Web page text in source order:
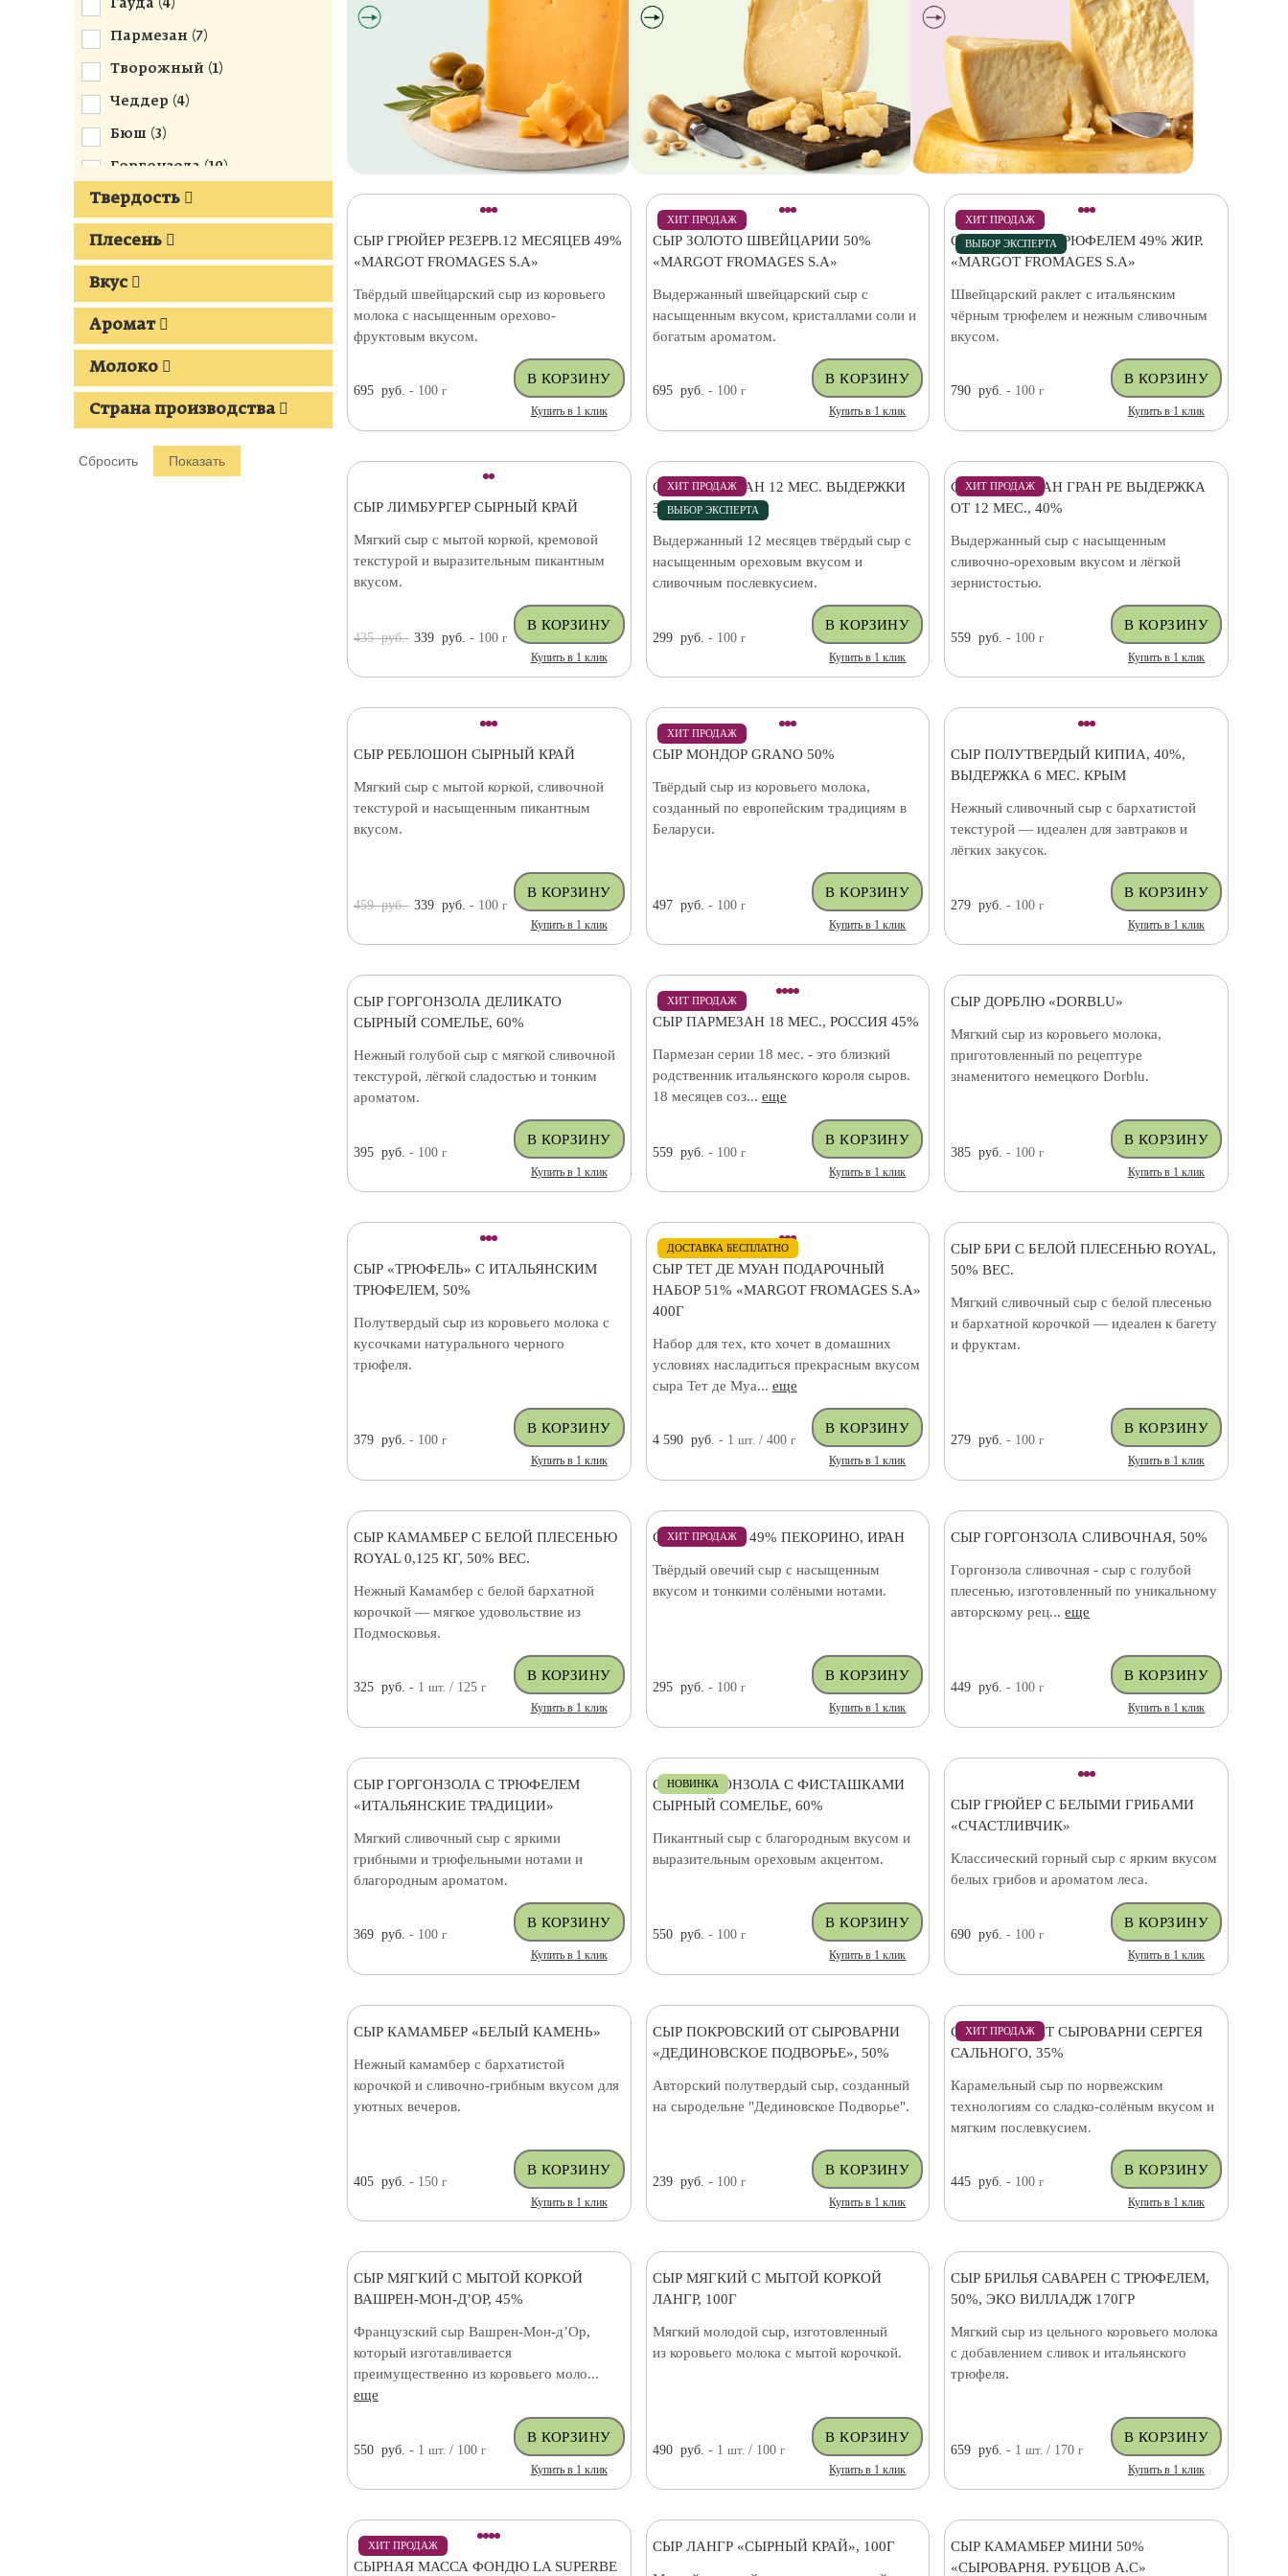
Гауда (4)
Пармезан (7)
Творожный (1)
Чеддер (4)
Бюш (3)
Горгонзола (10)
Грюйер (17
Десертные (
Камамбер (7)
Тет де Муан (
Реблошон (
С трюфелем (4)
Дорблю (2)
Раклет (2)
Твердость
Плесень
Вкус
Аромат
Молоко
Страна производства
СЫР ГРЮЙЕР РЕЗЕРВ.12 МЕСЯЦЕВ 49%
«MARGOT FROMAGES S.A»
Твёрдый швейцарский сыр из коровьего
молока с насыщенным орехово-
фруктовым вкусом.
695 руб. - 100 г
Купить в 1 клик
ХИТ ПРОДАЖ
СЫР ЗОЛОТО ШВЕЙЦАРИИ 50%
«MARGOT FROMAGES S.A»
Выдержанный швейцарский сыр с
насыщенным вкусом, кристаллами соли и
богатым ароматом.
695 руб. - 100 г
Купить в 1 клик
ХИТ ПРОДАЖ
ВЫБОР ЭКСПЕРТА
СЫР РАКЛЕТ С ТРЮФЕЛЕМ 49% ЖИР.
«MARGOT FROMAGES S.A»
Швейцарский раклет с итальянским
чёрным трюфелем и нежным сливочным
вкусом.
790 руб. - 100г
Купить в 1 клик
СЫР ЛИМБУРГЕР СЫРНЫЙ КРАЙ
Мягкий сыр с мытой коркой, кремовой
текстурой и выразительным пикантным
вкусом.
435руб. 339 руб. - 100 г
Купить в 1 клик
ХИТ ПРОДАЖ
ВЫБОР ЭКСПЕРТА
СЫР ПАРМЕЗАН 12 МЕС. ВЫДЕРЖКИ
34% (ЧИЛИ)
Выдержанный 12 месяцев твёрдый сыр с
насыщенным ореховым вкусом и
сливочным послевкусием.
299 руб. - 100 г
Купить в 1 клик
ХИТ ПРОДАЖ
СЫР ПАРМЕЗАН ГРАН РЕ ВЫДЕРЖКА
ОТ 12 МЕС., 40%
Выдержанный сыр с насыщенным
сливочно-ореховым вкусом и лёгкой
зернистостью.
559 руб. - 100г
Купить в 1 клик
СЫР РЕБЛОШОН СЫРНЫЙ КРАЙ
Мягкий сыр с мытой коркой, сливочной
текстурой и насыщенным пикантным
вкусом.
459руб. 339 руб. - 100 г
Купить в 1 клик
ХИТ ПРОДАЖ
СЫР МОНДОР GRANO 50%
Твёрдый сыр из коровьего молока,
созданный по европейским традициям в
Беларуси.
497 руб. - 100 г
Купить в 1 клик
СЫР ПОЛУТВЕРДЫЙ КИПИА, 40%,
ВЫДЕРЖКА 6 МЕС. КРЫМ
Нежный сливочный сыр с бархатистой
текстурой — идеален для завтраков и
лёгких закусок.
279 руб. - 100г
Купить в 1 клик
СЫР ГОРГОНЗОЛА ДЕЛИКАТО
СЫРНЫЙ СОМЕЛЬЕ, 60%
Нежный голубой сыр с мягкой сливочной
текстурой, лёгкой сладостью и тонким
ароматом.
395 руб. - 100 г
Купить в 1 клик
ХИТ ПРОДАЖ
СЫР ПАРМЕЗАН 18 МЕС., РОССИЯ 45%
Пармезан серии 18 мес. - это близкий
родственник итальянского короля сыров.
18 месяцев соз... еще
559 руб. - 100 г
Купить в 1 клик
СЫР ДОРБЛЮ «DORBLU»
Мягкий сыр из коровьего молока,
приготовленный по рецептуре
знаменитого немецкого Dorblu.
385 руб. - 100г
Купить в 1 клик
СЫР «ТРЮФЕЛЬ» С ИТАЛЬЯНСКИМ
ТРЮФЕЛЕМ, 50%
Полутвердый сыр из коровьего молока с
кусочками натурального черного
трюфеля.
379 руб. - 100 г
Купить в 1 клик
ДОСТАВКА БЕСПЛАТНО
СЫР ТЕТ ДЕ МУАН ПОДАРОЧНЫЙ
НАБОР 51% «MARGOT FROMAGES S.A»
400Г
Набор для тех, кто хочет в домашних
условиях насладиться прекрасным вкусом
сыра Тет де Муа... еще
4 590 руб. - 1 шт./ 400 г
Купить в 1 клик
СЫР БРИ С БЕЛОЙ ПЛЕСЕНЬЮ ROYAL,
50% ВЕС.
Мягкий сливочный сыр с белой плесенью
и бархатной корочкой — идеален к багету
и фруктам.
279 руб. - 100г
Купить в 1 клик
СЫР КАМАМБЕР С БЕЛОЙ ПЛЕСЕНЬЮ
ROYAL 0,125 КГ, 50% ВЕС.
Нежный Камамбер с белой бархатной
корочкой — мягкое удовольствие из
Подмосковья.
325 руб. - 1 шт./ 125 г
Купить в 1 клик
ХИТ ПРОДАЖ
СЫР ОВЕЧИЙ 49% ПЕКОРИНО, ИРАН
Твёрдый овечий сыр с насыщенным
вкусом и тонкими солёными нотами.
295 руб. - 100 г
Купить в 1 клик
СЫР ГОРГОНЗОЛА СЛИВОЧНАЯ, 50%
Горгонзола сливочная - сыр с голубой
плесенью, изготовленный по уникальному
авторскому рец...еще
449 руб. - 100г
Купить в 1 клик
СЫР ГОРГОНЗОЛА С ТРЮФЕЛЕМ
«ИТАЛЬЯНСКИЕ ТРАДИЦИИ»
Мягкий сливочный сыр с яркими
грибными и трюфельными нотами и
благородным ароматом.
369 руб. - 100 г
Купить в 1 клик
НОВИНКА
СЫР ГОРГОНЗОЛА С ФИСТАШКАМИ
СЫРНЫЙ СОМЕЛЬЕ, 60%
Пикантный сыр с благородным вкусом и
выразительным ореховым акцентом.
550 руб. - 100 г
Купить в 1 клик
СЫР ГРЮЙЕР С БЕЛЫМИ ГРИБАМИ
«СЧАСТЛИВЧИК»
Классический горный сыр с ярким вкусом
белых грибов и ароматом леса.
690 руб. - 100г
Купить в 1 клик
СЫР КАМАМБЕР «БЕЛЫЙ КАМЕНЬ»
Нежный камамбер с бархатистой
корочкой и сливочно-грибным вкусом для
уютных вечеров.
405 руб. - 150 г
Купить в 1 клик
СЫР ПОКРОВСКИЙ ОТ СЫРОВАРНИ
«ДЕДИНОВСКОЕ ПОДВОРЬЕ», 50%
Авторский полутвердый сыр, созданный
на сыродельне "Дединовское Подворье".
239 руб. - 100 г
Купить в 1 клик
ХИТ ПРОДАЖ
СЫР БРЮНОСТ СЫРОВАРНИ СЕРГЕЯ
САЛЬНОГО, 35%
Карамельный сыр по норвежским
технологиям со сладко-солёным вкусом и
мягким послевкусием.
445 руб. - 100г
Купить в 1 клик
СЫР МЯГКИЙ С МЫТОЙ КОРКОЙ
ВАШРЕН-МОН-Д’ОР, 45%
Французский сыр Вашрен-Мон-д’Ор,
который изготавливается
преимущественно из коровьего моло...
еще
550 руб. - 1 шт. / 100 г
Купить в 1 клик
СЫР МЯГКИЙ С МЫТОЙ КОРКОЙ
ЛАНГР, 100Г
Мягкий молодой сыр, изготовленный
из коровьего молока с мытой корочкой.
490 руб. - 1 шт. / 100 г
Купить в 1 клик
СЫР БРИЛЬЯ САВАРЕН С ТРЮФЕЛЕМ,
50%, ЭКО ВИЛЛАДЖ 170ГР
Мягкий сыр из цельного коровьего молока
с добавлением сливок и итальянского
трюфеля.
659 руб. - 1шт. / 170г
Купить в 1 клик
ХИТ ПРОДАЖ
СЫРНАЯ МАССА ФОНДЮ LA SUPERBE
СЫР ЛАНГР «СЫРНЫЙ КРАЙ», 100Г
СЫР КАМАМБЕР МИНИ 50%
«СЫРОВАРНЯ. РУБЦОВ А.С»